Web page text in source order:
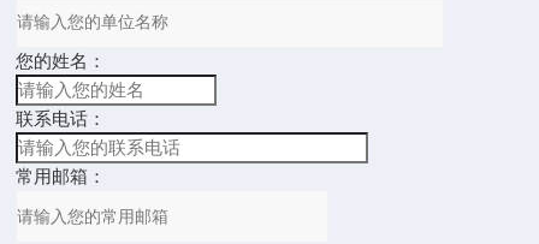
您的姓名：
联系电话：
常用邮箱：